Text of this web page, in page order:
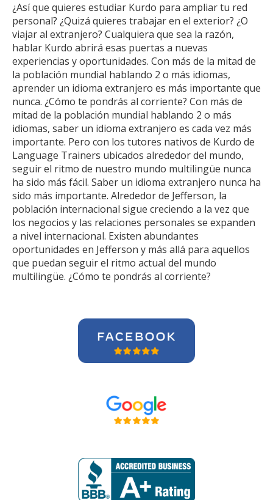
¿Así que quieres estudiar Kurdo para ampliar tu red
personal? ¿Quizá quieres trabajar en el exterior? ¿O
viajar al extranjero? Cualquiera que sea la razón,
hablar Kurdo abrirá esas puertas a nuevas
experiencias y oportunidades. Con más de la mitad de
la población mundial hablando 2 o más idiomas,
aprender un idioma extranjero es más importante que
nunca. ¿Cómo te pondrás al corriente? Con más de
mitad de la población mundial hablando 2 o más
idiomas, saber un idioma extranjero es cada vez más
importante. Pero con los tutores nativos de Kurdo de
Language Trainers ubicados alrededor del mundo,
seguir el ritmo de nuestro mundo multilingüe nunca
ha sido más fácil. Saber un idioma extranjero nunca ha
sido más importante. Alrededor de Jefferson, la
población internacional sigue creciendo a la vez que
los negocios y las relaciones personales se expanden
a nivel internacional. Existen abundantes
oportunidades en Jefferson y más allá para aquellos
que puedan seguir el ritmo actual del mundo
multilingüe. ¿Cómo te pondrás al corriente?